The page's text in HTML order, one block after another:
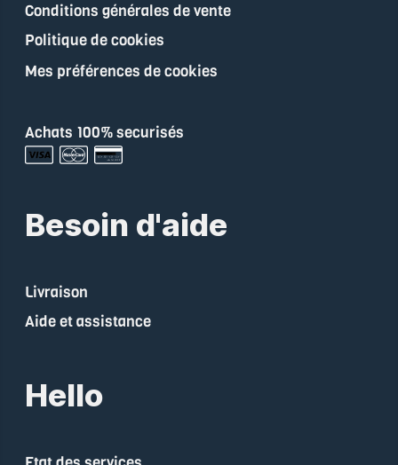
Conditions générales de vente
Politique de cookies
Mes préférences de cookies
Achats 100% securisés
Besoin d'aide
Livraison
Aide et assistance
Hello